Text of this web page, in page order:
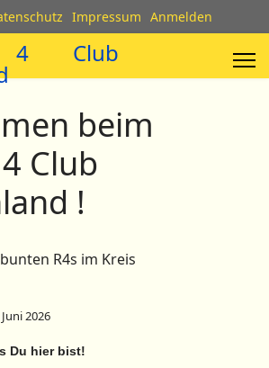
Impressum Anmelden
beim
Club
!
2026
Du hier bist!